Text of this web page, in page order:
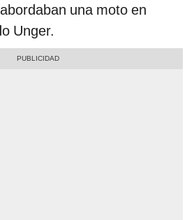
una moto en
Unger.